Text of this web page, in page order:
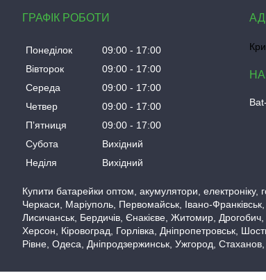
ГРАФІК РОБОТИ
Понеділок 09:00
17:00
Вівторок
09:00
17:00
Середа
09:00
17:00
Четвер
09:00
17:00
Пʼятниця
09:00
17:00
Субота
Вихідний
Неділя
Вихідний
Купити батарейки оптом, акумулятори,
Черкаси, Маріуполь, Первомайськ, Івано-
Лисичанськ, Бердичів, Єнакієве, Житомир,
Херсон, Кіровоград, Горлівка, Дніпропетровськ,
Рівне, Одеса, Дніпродзержинськ, Ужгород,